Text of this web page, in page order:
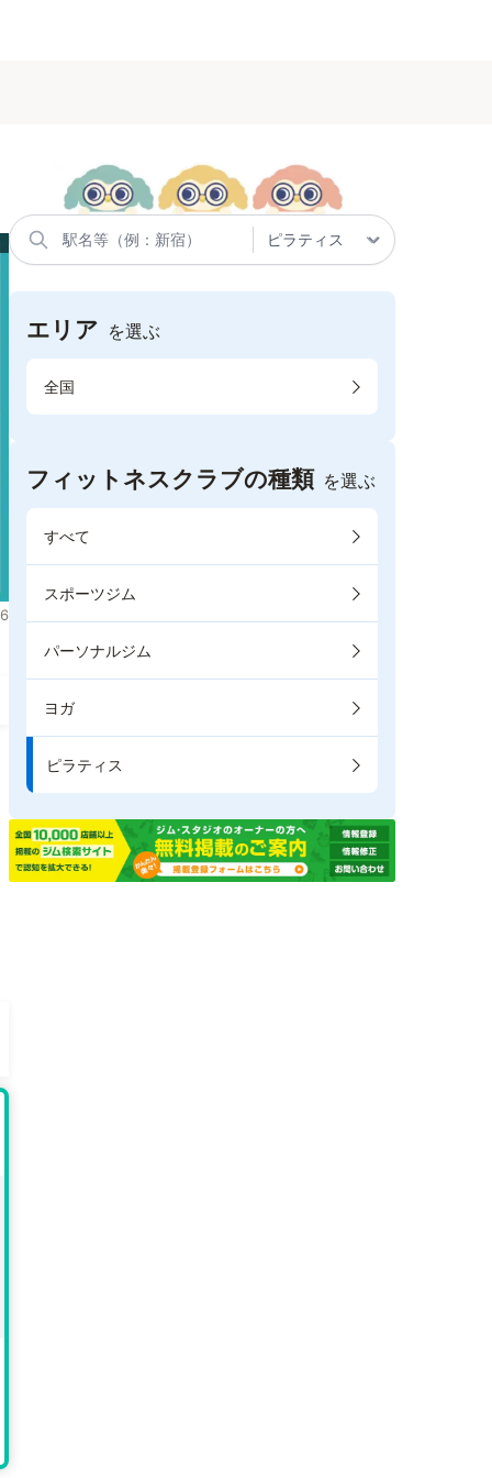
エリア を選ぶ
全国
フィットネスクラブの種類 を選ぶ
すべて
スポーツジム
パーソナルジム
ヨガ
ピラティス